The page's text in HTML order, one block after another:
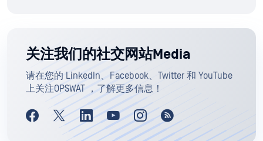
关注我们的社交网站Media
请在您的 LinkedIn、Facebook、Twitter 和 YouTube
上关注OPSWAT ，了解更多信息！